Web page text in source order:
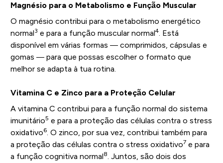
Magnésio para o Metabolismo e Função Muscular
O magnésio contribui para o metabolismo energético
normal3 e para a função muscular normal4. Está
disponível em várias formas — comprimidos, cápsulas e
gomas — para que possas escolher o formato que
melhor se adapta à tua rotina.
Vitamina C e Zinco para a Proteção Celular
A vitamina C contribui para a função normal do sistema
imunitário5 e para a proteção das células contra o stress
oxidativo6. O zinco, por sua vez, contribui também para
a proteção das células contra o stress oxidativo7e para
a função cognitiva normal8 . Juntos, são dois dos